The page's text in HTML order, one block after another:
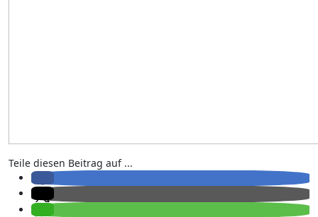
Teile diesen Beitrag auf ...